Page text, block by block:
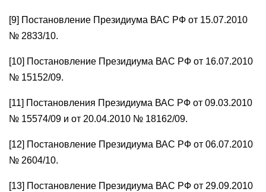
[9] Постановление Президиума ВАС РФ от 15.07.2010
№ 2833/10.
[10] Постановление Президиума ВАС РФ от 16.07.2010
№ 15152/09.
[11] Постановления Президиума ВАС РФ от 09.03.2010
№ 15574/09 и от 20.04.2010 № 18162/09.
[12] Постановление Президиума ВАС РФ от 06.07.2010
№ 2604/10.
[13] Постановление Президиума ВАС РФ от 29.09.2010